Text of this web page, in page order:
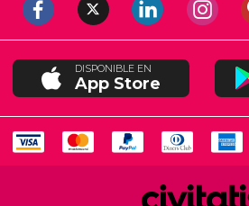
DISPONIBLE EN
App Store